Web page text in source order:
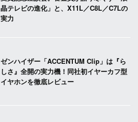
晶テレビの進化」と、X11L／C8L／C7Lの
実力
ゼンハイザー「ACCENTUM Clip」は『ら
しさ』全開の実力機！同社初イヤーカフ型
イヤホンを徹底レビュー